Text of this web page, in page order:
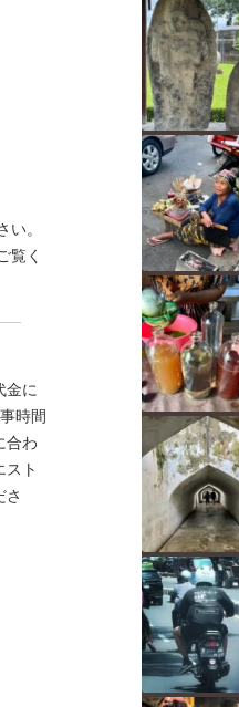
い。
覧く
金に
時間
合わ
スト
さ